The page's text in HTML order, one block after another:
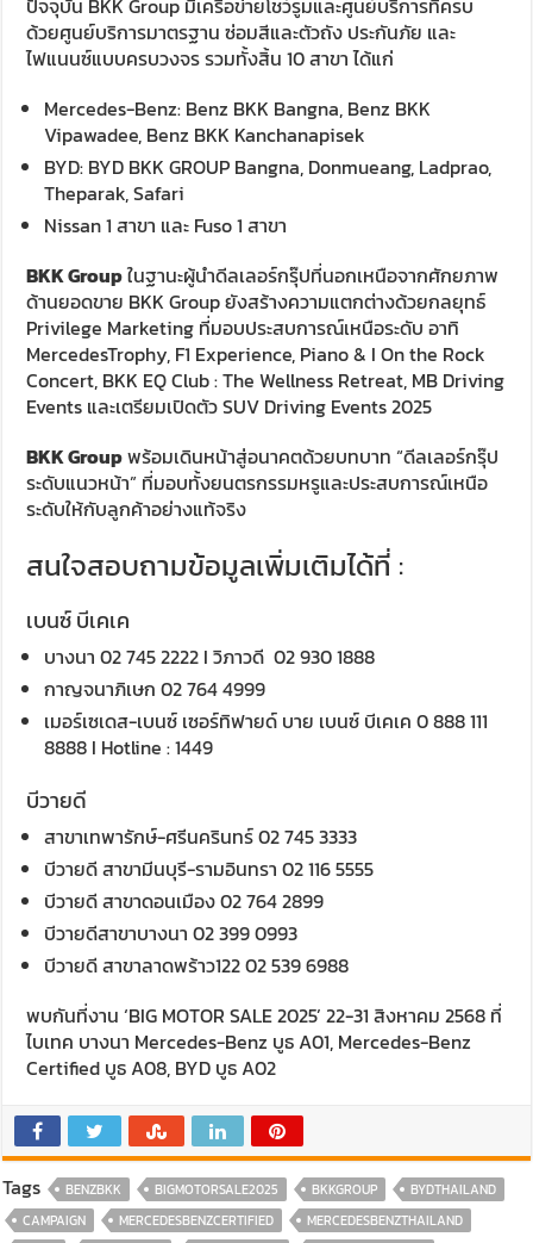
ปัจจุบัน BKK Group มีเครือข่ายโชว์รูมและศูนย์บริการที่ครบ
ด้วยศูนย์บริการมาตรฐาน ซ่อมสีและตัวถัง ประกันภัย และ
ไฟแนนซ์แบบครบวงจร รวมทั้งสิ้น 10 สาขา ได้แก่
Mercedes-Benz: Benz BKK Bangna, Benz BKK
Vipawadee, Benz BKK Kanchanapisek
BYD: BYD BKK GROUP Bangna, Donmueang, Ladprao,
Theparak, Safari
Nissan 1 สาขา และ Fuso 1 สาขา
BKK Groupในฐานะผู้นำดีลเลอร์กรุ๊ปที่นอกเหนือจากศักยภาพ
ด้านยอดขาย BKK Group ยังสร้างความแตกต่างด้วยกลยุทธ์
Privilege Marketing ที่มอบประสบการณ์เหนือระดับ อาทิ
MercedesTrophy, F1 Experience, Piano & I On the Rock
Concert, BKK EQ Club : The Wellness Retreat, MB Driving
Events และเตรียมเปิดตัว SUV Driving Events 2025
BKK Groupพร้อมเดินหน้าสู่อนาคตด้วยบทบาท “ดีลเลอร์กรุ๊ป
ระดับแนวหน้า” ที่มอบทั้งยนตรกรรมหรูและประสบการณ์เหนือ
ระดับให้กับลูกค้าอย่างแท้จริง
สนใจสอบถามข้อมูลเพิ่มเติมได้ที่ :
เบนซ์ บีเคเค
บางนา 02 745 2222 I วิภาวดี 02 930 1888
กาญจนาภิเษก 02 764 4999
เมอร์เซเดส-เบนซ์ เซอร์ทิฟายด์ บาย เบนซ์ บีเคเค 0 888 111
8888 I Hotline : 1449
บีวายดี
สาขาเทพารักษ์-ศรีนครินทร์ 02 745 3333
บีวายดี สาขามีนบุรี-รามอินทรา 02 116 5555
บีวายดี สาขาดอนเมือง 02 764 2899
บีวายดีสาขาบางนา 02 399 0993
บีวายดี สาขาลาดพร้าว122 02 539 6988
พบกันที่งาน ‘BIG MOTOR SALE 2025’ 22-31 สิงหาคม 2568 ที่
ไบเทค บางนา Mercedes-Benz บูธ A01, Mercedes-Benz
Certified บูธ A08, BYD บูธ A02
Tags BENZBKK BIGMOTORSALE2025 BKKGROUP
BYDTHAILAND
CAMPAIGN
MERCEDESBENZCERTIFIED
MERCEDESBENZTHAILAND